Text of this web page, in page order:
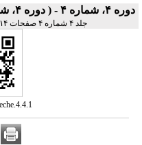
دوره ۴، شماره ۴ - ( دوره ۴، شماره ۴ (پیاپی ۱۴) ۱۴۰۲ )
جلد ۴ شماره ۴ صفحات ۱۴-۱